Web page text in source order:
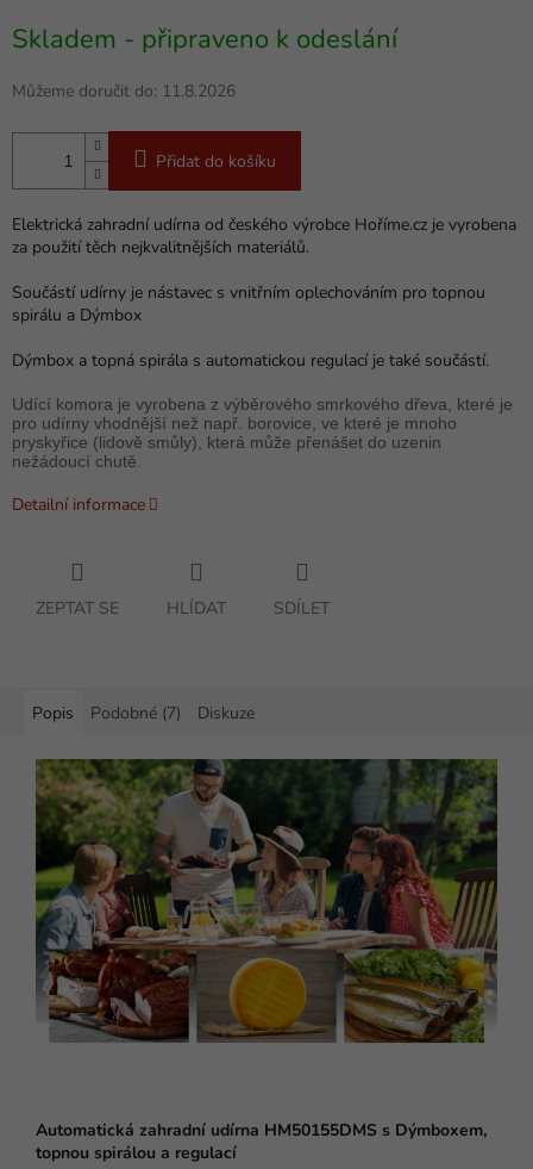
cena:
Skladem - připraveno k odeslání
Můžeme doručit do: 11.8.2026
Přidat do košíku
Elektrická zahradní udírna od českého výrobce Hoříme.cz je vyrobena
za použití těch nejkvalitnějších materiálů.
Součástí udírny je nástavec s vnitřním oplechováním pro topnou
spirálu a Dýmbox
Dýmbox a topná spirála s automatickou regulací je také součástí.
Udící komora je vyrobena z výběrového smrkového dřeva, které je
pro udírny vhodnější než např. borovice, ve které je mnoho
pryskyřice (lidově smůly), která může přenášet do uzenin
nežádoucí chutě.
Detailní informace
ZEPTAT SE HLÍDAT SDÍLET
Popis Podobné (7) Diskuze
Automatická zahradní udírna HM50155DMS s Dýmboxem,
topnou spirálou a regulací